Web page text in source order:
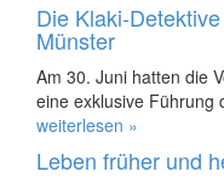
Die Klaki-
Münster
Am 30. Juni hatten die
eine exklusive Führung
weiterlesen »
Leben früher und